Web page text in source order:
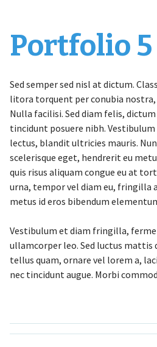
Portfolio 5
Sed semper sed nisl at dictum.
litora torquent per conubia
Nulla facilisi. Sed diam felis,
tincidunt posuere nibh.
lectus, blandit ultricies mauris.
scelerisque eget, hendrerit eu
quis risus aliquam congue eu at
urna, tempor vel diam eu, fringilla
metus id eros bibendum
Vestibulum et diam fringilla,
ullamcorper leo. Sed luctus mattis
tellus quam, ornare vel lorem a,
nec tincidunt augue. Morbi